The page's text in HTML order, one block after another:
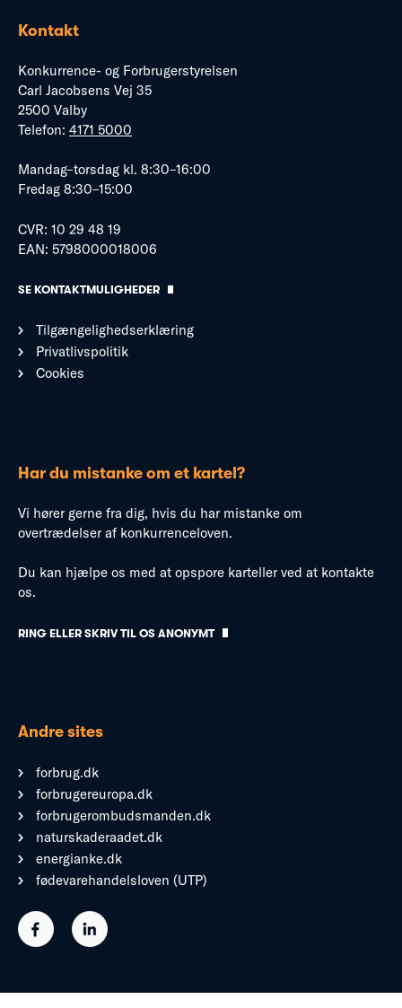
Kontakt
Konkurrence- og Forbrugerstyrelsen
Carl Jacobsens Vej 35
2500 Valby
Telefon: 4171 5000
Mandag–torsdag kl. 8:30–16:00
Fredag 8:30–15:00
CVR: 10 29 48 19
EAN: 5798000018006
SE KONTAKTMULIGHEDER
Tilgængelighedserklæring
Privatlivspolitik
Cookies
Har du mistanke om et kartel?
Vi hører gerne fra dig, hvis du har mistanke om
overtrædelser af konkurrenceloven.
Du kan hjælpe os med at opspore karteller ved at kontakte
os.
RING ELLER SKRIV TIL OS ANONYMT
Andre sites
forbrug.dk
forbrugereuropa.dk
forbrugerombudsmanden.dk
naturskaderaadet.dk
energianke.dk
fødevarehandelsloven (UTP)